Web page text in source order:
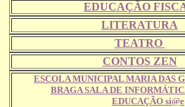
EDUCAÇÃO
LITERATURA
TEATRO
CONTOS ZEN
ESCOLA MUNICIPAL MARIA DAS
BRAGA SALA DE
EDUCAÇÃO si@e